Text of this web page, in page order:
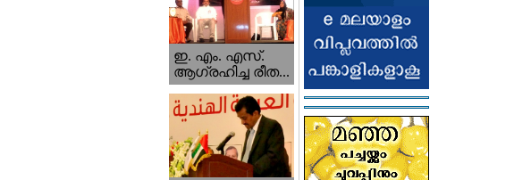
ഇ. എം. എസ്.
ആഗ്രഹിച്ച രീത...